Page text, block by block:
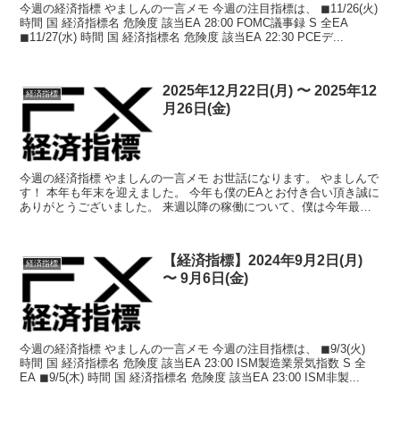
今週の経済指標 やましんの一言メモ 今週の注目指標は、 ◼︎11/26(火)
時間 国 経済指標名 危険度 該当EA 28:00 FOMC議事録 S 全EA
◼︎11/27(水) 時間 国 経済指標名 危険度 該当EA 22:30 PCEデ...
経済指標
2025年12月22日(月) 〜 2025年12
月26日(金)
今週の経済指標 やましんの一言メモ お世話になります。 やましんで
す！ 本年も年末を迎えました。 今年も僕のEAとお付き合い頂き誠に
ありがとうございました。 来週以降の稼働について、僕は今年最終
経済指標
【経済指標】2024年9月2日(月)
〜 9月6日(金)
今週の経済指標 やましんの一言メモ 今週の注目指標は、 ◼︎9/3(火)
時間 国 経済指標名 危険度 該当EA 23:00 ISM製造業景気指数 S 全
EA ◼︎9/5(木) 時間 国 経済指標名 危険度 該当EA 23:00 ISM非製...